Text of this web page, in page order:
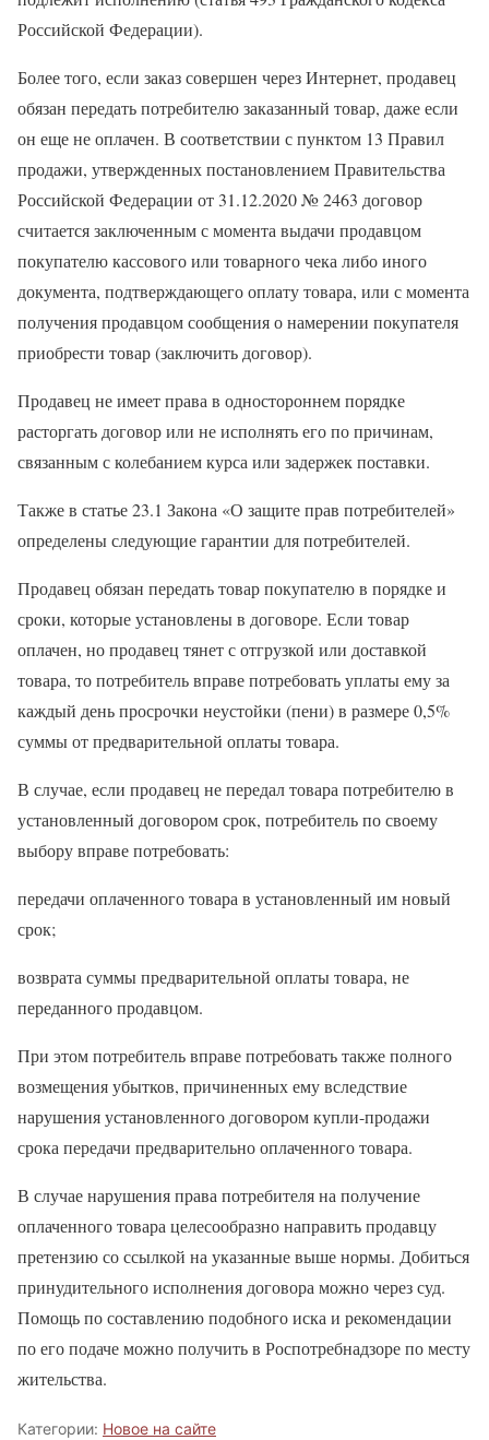
Российской Федерации).
Более того, если заказ совершен через Интернет, продавец
обязан передать потребителю заказанный товар, даже если
он еще не оплачен. В соответствии с пунктом 13 Правил
продажи, утвержденных постановлением Правительства
Российской Федерации от 31.12.2020 № 2463 договор
считается заключенным с момента выдачи продавцом
покупателю кассового или товарного чека либо иного
документа, подтверждающего оплату товара, или с момента
получения продавцом сообщения о намерении покупателя
приобрести товар (заключить договор).
Продавец не имеет права в одностороннем порядке
расторгать договор или не исполнять его по причинам,
связанным с колебанием курса или задержек поставки.
Также в статье 23.1 Закона «О защите прав потребителей»
определены следующие гарантии для потребителей.
Продавец обязан передать товар покупателю в порядке и
сроки, которые установлены в договоре. Если товар
оплачен, но продавец тянет с отгрузкой или доставкой
товара, то потребитель вправе потребовать уплаты ему за
каждый день просрочки неустойки (пени) в размере 0,5%
суммы от предварительной оплаты товара.
В случае, если продавец не передал товара потребителю в
установленный договором срок, потребитель по своему
выбору вправе потребовать:
передачи оплаченного товара в установленный им новый
срок;
возврата суммы предварительной оплаты товара, не
переданного продавцом.
При этом потребитель вправе потребовать также полного
возмещения убытков, причиненных ему вследствие
нарушения установленного договором купли-продажи
срока передачи предварительно оплаченного товара.
В случае нарушения права потребителя на получение
оплаченного товара целесообразно направить продавцу
претензию со ссылкой на указанные выше нормы. Добиться
принудительного исполнения договора можно через суд.
Помощь по составлению подобного иска и рекомендации
по его подаче можно получить в Роспотребнадзоре по месту
жительства.
Категории: Новое на сайте